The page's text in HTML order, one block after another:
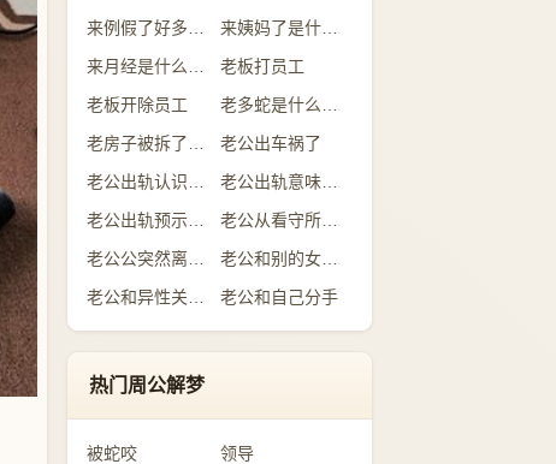
来姨妈了是什么意思
老板打员工
老板开除员工
老公出车祸了
老公出轨意味着什么
老公从看守所回来
老公和别的女人吃饭
老公和自己分手
热门周公解梦
被蛇咬
领导